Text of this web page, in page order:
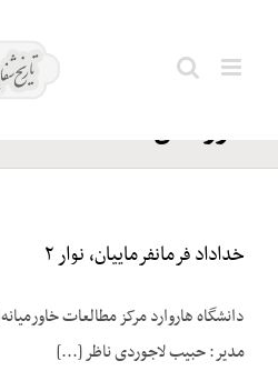
توسعه
خوزستان
خداداد فرمانفرماییان، نوار ۲
دانشگاه هاروارد مرکز مطالعات
مدیر: حبیب لاجوردی ناظر [...]